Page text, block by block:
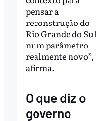
pensar a
reconstrução do
Rio Grande do Sul
num parâmetro
realmente novo”,
afirma.
O que diz o
governo